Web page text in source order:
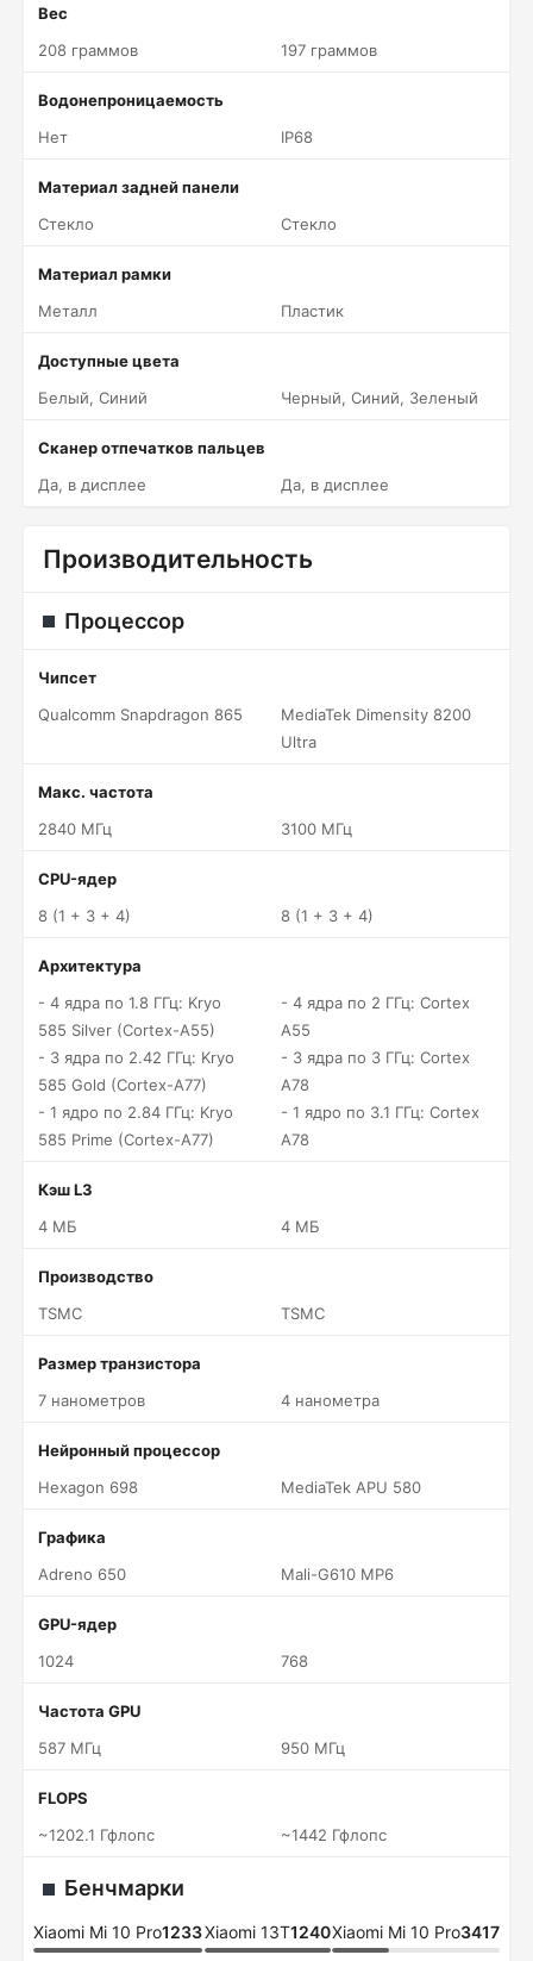
Вес
208 граммов
197 граммов
Водонепроницаемость
Нет
IP68
Материал задней панели
Стекло
Стекло
Материал рамки
Металл
Пластик
Доступные цвета
Белый, Синий
Черный, Синий, Зеленый
Сканер отпечатков пальцев
Да, в дисплее
Да, в дисплее
Производительность
Процессор
Чипсет
Qualcomm Snapdragon 865
MediaTek Dimensity 8200
Ultra
Макс. частота
2840 МГц
3100 МГц
CPU-ядер
8 (1 + 3 + 4)
8 (1 + 3 + 4)
Архитектура
- 4 ядра по 1.8 ГГц: Kryo
585 Silver (Cortex-A55)
- 3 ядра по 2.42 ГГц: Kryo
585 Gold (Cortex-A77)
- 1 ядро по 2.84 ГГц: Kryo
585 Prime (Cortex-A77)
- 4 ядра по 2 ГГц: Cortex
A55
- 3 ядра по 3 ГГц: Cortex
A78
- 1 ядро по 3.1 ГГц: Cortex
A78
Кэш L3
4 МБ
4 МБ
Производство
TSMC
TSMC
Размер транзистора
7 нанометров
4 нанометра
Нейронный процессор
Hexagon 698
MediaTek APU 580
Графика
Adreno 650
Mali-G610 MP6
GPU-ядер
1024
768
Частота GPU
587 МГц
950 МГц
FLOPS
~1202.1 Гфлопс
~1442 Гфлопс
Бенчмарки
Xiaomi Mi 10 Pro1233Xiaomi 13T1240Xiaomi Mi 10 Pro3417